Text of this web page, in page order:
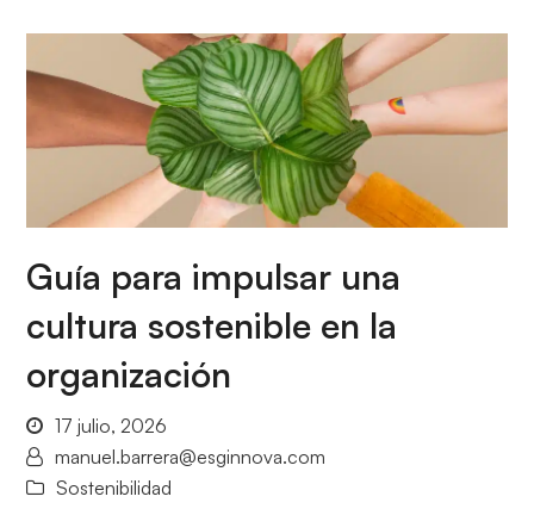
Guía para impulsar una
cultura sostenible en la
organización
17 julio, 2026
manuel.barrera@esginnova.com
Sostenibilidad